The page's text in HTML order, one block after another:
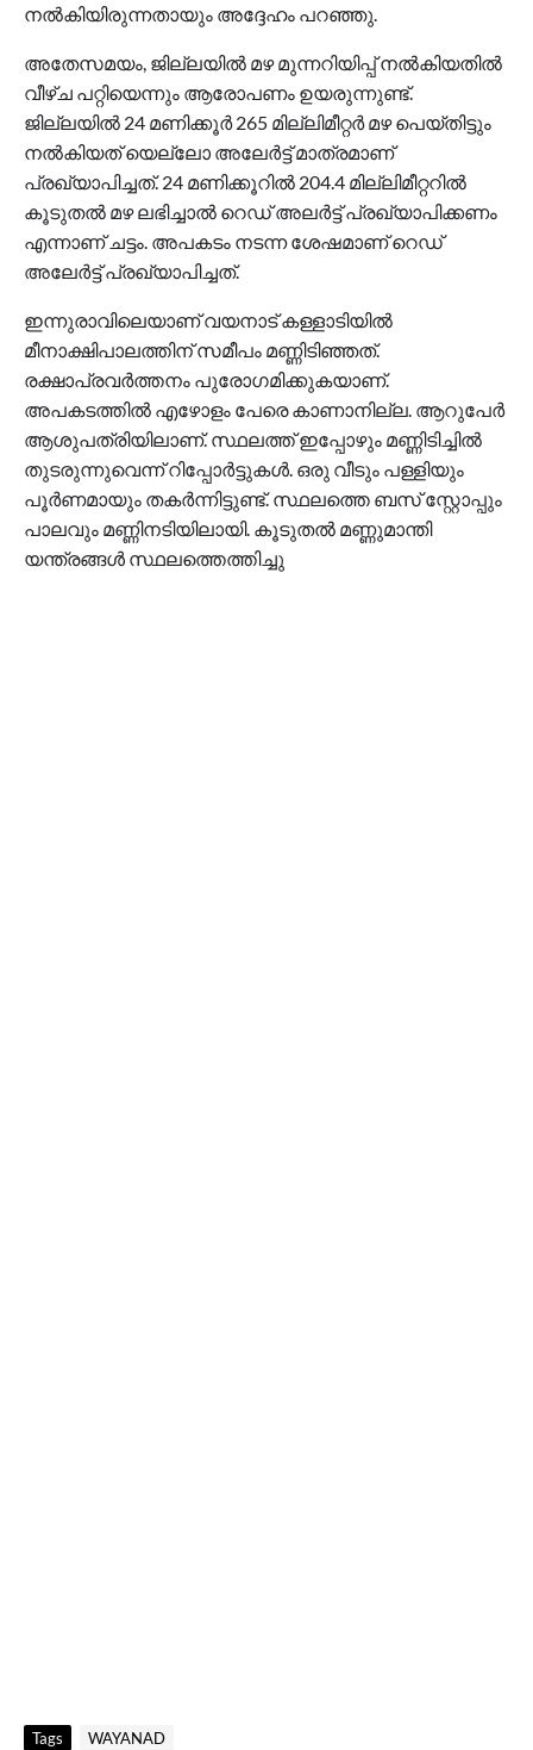
നൽകിയിരുന്നതായും അദ്ദേഹം പറഞ്ഞു.
അതേസമയം, ജില്ലയിൽ മഴ മുന്നറിയിപ്പ് നൽകിയതിൽ
വീഴ്ച പറ്റിയെന്നും ആരോപണം ഉയരുന്നുണ്ട്.
ജില്ലയില്‍ 24 മണിക്കൂര്‍ 265 മില്ലിമീറ്റര്‍ മഴ പെയ്തിട്ടും
നല്‍കിയത് യെല്ലോ അലേര്‍ട്ട് മാത്രമാണ്
പ്രഖ്യാപിച്ചത്. 24 മണിക്കൂറില്‍ 204.4 മില്ലിമീറ്ററില്‍
കൂടുതല്‍ മഴ ലഭിച്ചാല്‍ റെഡ് അലര്‍ട്ട് പ്രഖ്യാപിക്കണം
എന്നാണ് ചട്ടം. അപകടം നടന്ന ശേഷമാണ് റെഡ്
അലേര്‍ട്ട് പ്രഖ്യാപിച്ചത്.
ഇന്നുരാവിലെയാണ് വയനാട് കള്ളാടിയിൽ
മീനാക്ഷിപാലത്തിന് സമീപം മണ്ണിടിഞ്ഞത്.
രക്ഷാപ്രവർത്തനം പുരാേഗമിക്കുകയാണ്.
അപകടത്തിൽ എഴോളം പേരെ കാണാനില്ല. ആറുപേർ
ആശുപത്രിയിലാണ്. സ്ഥലത്ത് ഇപ്പോഴും മണ്ണിടിച്ചിൽ
തുടരുന്നുവെന്ന് റിപ്പോർട്ടുകൾ. ഒരു വീടും പള്ളിയും
പൂർണമായും തകർന്നിട്ടുണ്ട്. സ്ഥലത്തെ ബസ് സ്റ്റോപ്പും
പാലവും മണ്ണിനടിയിലായി. കൂടുതൽ മണ്ണുമാന്തി
യന്ത്രങ്ങൾ സ്ഥലത്തെത്തിച്ചു
Tags WAYANAD